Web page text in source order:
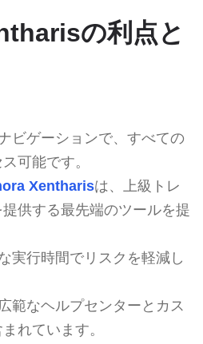
の利点と
ビゲーションで、すべての
可能です。
Xentharisは、上級トレ
供する最先端のツールを提
実行時間でリスクを軽減し
広範なヘルプセンターとカス
れています。